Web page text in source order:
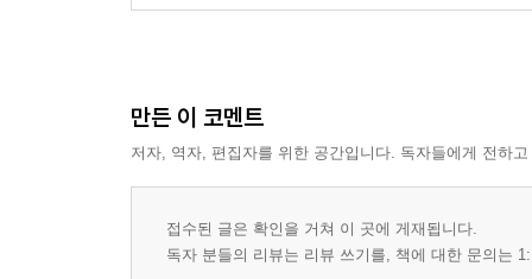
만든 이 코멘트
저자, 역자, 편집자를 위한 공간입니다. 독자들에게 전하
접수된 글은 확인을 거쳐 이 곳에 게재됩니다.
독자 분들의 리뷰는 리뷰 쓰기를, 책에 대한 문의는